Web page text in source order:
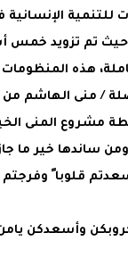
حيث تم تزويد
هذه
/ منى الهاشم من
مشروع المنى
ساندها خير ما
قلوبا
كروبكن وأسعدكن